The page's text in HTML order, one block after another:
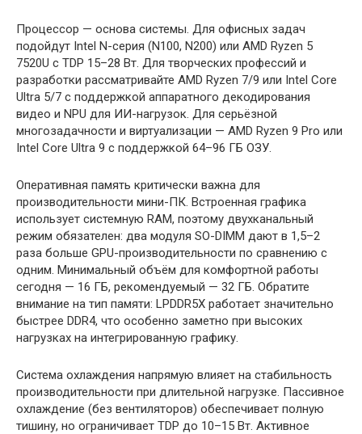
Процессор — основа системы. Для офисных задач
подойдут Intel N-серия (N100, N200) или AMD Ryzen 5
7520U с TDP 15–28 Вт. Для творческих профессий и
разработки рассматривайте AMD Ryzen 7/9 или Intel Core
Ultra 5/7 с поддержкой аппаратного декодирования
видео и NPU для ИИ-нагрузок. Для серьёзной
многозадачности и виртуализации — AMD Ryzen 9 Pro или
Intel Core Ultra 9 с поддержкой 64–96 ГБ ОЗУ.
Оперативная память критически важна для
производительности мини-ПК. Встроенная графика
использует системную RAM, поэтому двухканальный
режим обязателен: два модуля SO-DIMM дают в 1,5–2
раза больше GPU-производительности по сравнению с
одним. Минимальный объём для комфортной работы
сегодня — 16 ГБ, рекомендуемый — 32 ГБ. Обратите
внимание на тип памяти: LPDDR5X работает значительно
быстрее DDR4, что особенно заметно при высоких
нагрузках на интегрированную графику.
Система охлаждения напрямую влияет на стабильность
производительности при длительной нагрузке. Пассивное
охлаждение (без вентиляторов) обеспечивает полную
тишину, но ограничивает TDP до 10–15 Вт. Активное